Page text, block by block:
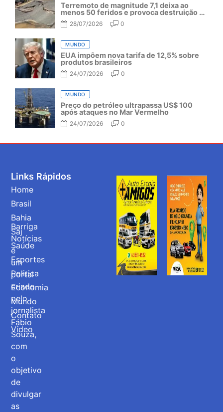
Terremoto de magnitude 7,1 deixa ao
menos 50 feridos e provoca destruição no
Japão
28/07/2026 0
MUNDO
EUA impõem nova tarifa de 12,5% sobre
produtos brasileiros
24/07/2026 0
MUNDO
Preço do petróleo ultrapassa US$ 100
após ataques no Mar Vermelho
24/07/2026 0
Barriga
Notícias
é
um
portal
criado
pelo
jornalista
Fábio
Souza,
com
o
objetivo
de
divulgar
as
Links Rápidos
Home
Brasil
Bahia
Saj
Saúde
Esportes
Politica
Economia
Mundo
Contato
Vídeo